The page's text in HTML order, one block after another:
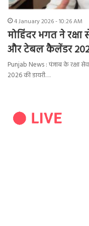
4 January 2026 - 10:26 AM
मोहिंदर भगत ने
और टेबल कैलेंडर
Punjab News : पंजाब के रक्षा
2026 की डायरी…